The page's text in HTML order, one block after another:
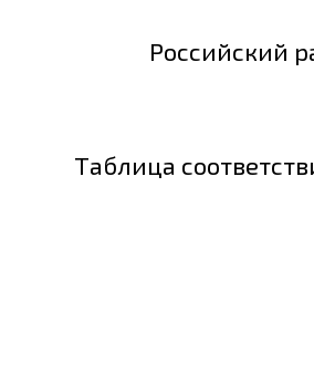
Российский
Таблица